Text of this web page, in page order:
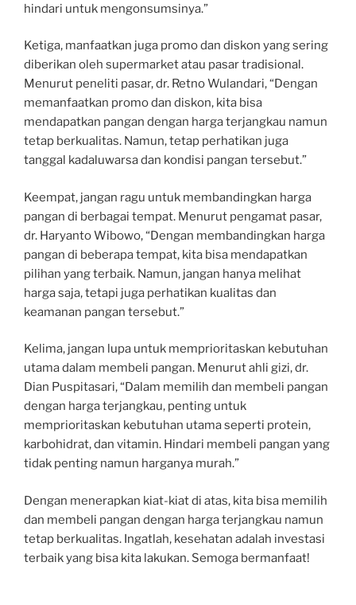
hindari untuk mengonsumsinya.”
Ketiga, manfaatkan juga promo dan diskon yang sering
diberikan oleh supermarket atau pasar tradisional.
Menurut peneliti pasar, dr. Retno Wulandari, “Dengan
memanfaatkan promo dan diskon, kita bisa
mendapatkan pangan dengan harga terjangkau namun
tetap berkualitas. Namun, tetap perhatikan juga
tanggal kadaluwarsa dan kondisi pangan tersebut.”
Keempat, jangan ragu untuk membandingkan harga
pangan di berbagai tempat. Menurut pengamat pasar,
dr. Haryanto Wibowo, “Dengan membandingkan harga
pangan di beberapa tempat, kita bisa mendapatkan
pilihan yang terbaik. Namun, jangan hanya melihat
harga saja, tetapi juga perhatikan kualitas dan
keamanan pangan tersebut.”
Kelima, jangan lupa untuk memprioritaskan kebutuhan
utama dalam membeli pangan. Menurut ahli gizi, dr.
Dian Puspitasari, “Dalam memilih dan membeli pangan
dengan harga terjangkau, penting untuk
memprioritaskan kebutuhan utama seperti protein,
karbohidrat, dan vitamin. Hindari membeli pangan yang
tidak penting namun harganya murah.”
Dengan menerapkan kiat-kiat di atas, kita bisa memilih
dan membeli pangan dengan harga terjangkau namun
tetap berkualitas. Ingatlah, kesehatan adalah investasi
terbaik yang bisa kita lakukan. Semoga bermanfaat!